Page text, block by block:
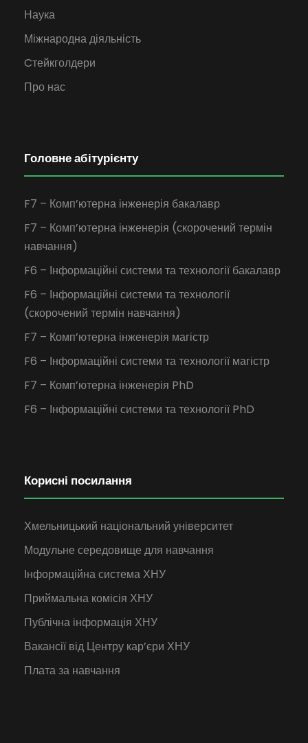
Наука
Міжнародна діяльність
Cтейкголдери
Про нас
Головне абітурієнту
F7 – Комп’ютерна інженерія бакалавр
F7 – Комп’ютерна інженерія (скорочений термін
навчання)
F6 – Інформаційні системи та технології бакалавр
F6 – Інформаційні системи та технології
(скорочений термін навчання)
F7 – Комп’ютерна інженерія магістр
F6 – Інформаційні системи та технології магістр
F7 – Комп’ютерна інженерія PhD
F6 – Інформаційні системи та технології PhD
Корисні посилання
Хмельницький національний університет
Модульне середовище для навчання
Інформаційна система ХНУ
Приймальна комісія ХНУ
Публічна інформація ХНУ
Вакансії від Центру кар’єри ХНУ
Плата за навчання